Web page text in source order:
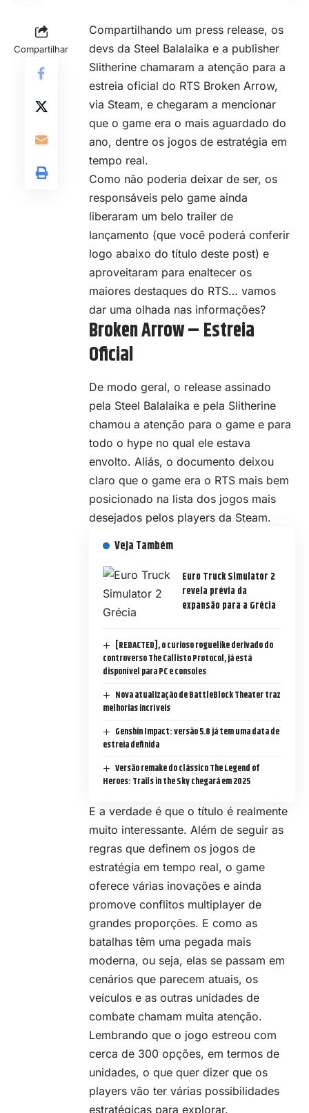
Compartilhar
Compartilhando um press release, os
devs da Steel Balalaika e a publisher
Slitherine chamaram a atenção para a
estreia oficial do RTS Broken Arrow,
via Steam, e chegaram a mencionar
que o game era o mais aguardado do
ano, dentre os jogos de estratégia em
tempo real.
Como não poderia deixar de ser, os
responsáveis pelo game ainda
liberaram um belo trailer de
lançamento (que você poderá conferir
logo abaixo do título deste post) e
aproveitaram para enaltecer os
maiores destaques do RTS… vamos
dar uma olhada nas informações?
Broken Arrow – Estreia
Oficial
De modo geral, o release assinado
pela Steel Balalaika e pela Slitherine
chamou a atenção para o game e para
todo o hype no qual ele estava
envolto. Aliás, o documento deixou
claro que o game era o RTS mais bem
posicionado na lista dos jogos mais
desejados pelos players da Steam.
Veja Também
Euro Truck Simulator 2
revela prévia da
expansão para a Grécia
[REDACTED], o curioso roguelike derivado do
controverso The Callisto Protocol, já está
disponível para PC e consoles
Nova atualização de BattleBlock Theater traz
melhorias incríveis
Genshin Impact: versão 5.8 já tem uma data de
estreia definida
Versão remake do clássico The Legend of
Heroes: Trails in the Sky chegará em 2025
E a verdade é que o título é realmente
muito interessante. Além de seguir as
regras que definem os jogos de
estratégia em tempo real, o game
oferece várias inovações e ainda
promove conflitos multiplayer de
grandes proporções. E como as
batalhas têm uma pegada mais
moderna, ou seja, elas se passam em
cenários que parecem atuais, os
veículos e as outras unidades de
combate chamam muita atenção.
Lembrando que o jogo estreou com
cerca de 300 opções, em termos de
unidades, o que quer dizer que os
players vão ter várias possibilidades
estratégicas para explorar.